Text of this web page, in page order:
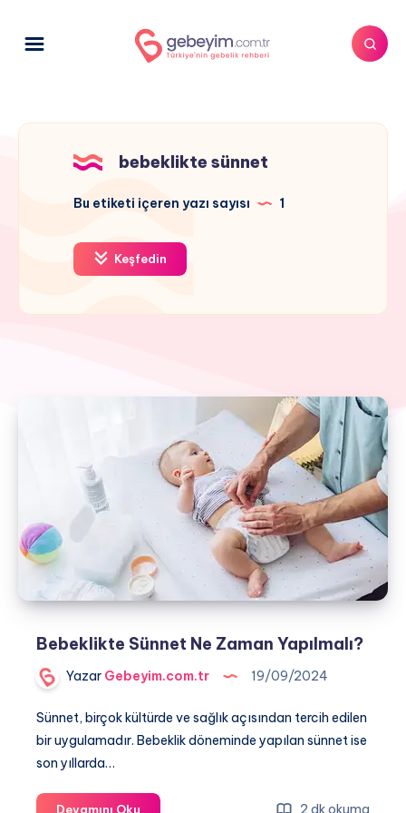
bebeklikte sünnet
Bu etiketi içeren yazı sayısı 1
Keşfedin
Bebeklikte Sünnet Ne Zaman Yapılmalı?
Yazar Gebeyim.com.tr 19/09/2024
Sünnet, birçok kültürde ve sağlık açısından tercih edilen
bir uygulamadır. Bebeklik döneminde yapılan sünnet ise
son yıllarda…
Devamını Oku 2 dk okuma